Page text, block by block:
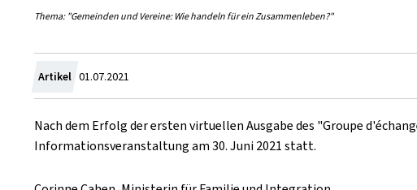
Thema: "Gemeinden und Vereine: Wie handeln für ein Zusammenleben?"
Artikel Zum
01.07.2021
Nach dem Erfolg der ersten virtuellen Ausgabe des "Groupe
Informationsveranstaltung am 30. Juni 2021 statt.